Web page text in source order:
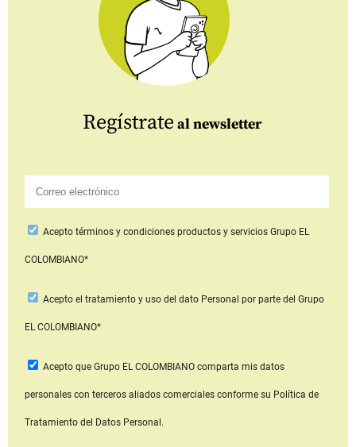
Regístrate al newsletter
Aceptotérminos y condiciones productos y serviciosGrupo EL
COLOMBIANO*
Acepto el tratamiento y uso del dato Personal por parte del Grupo
EL COLOMBIANO*
Acepto que Grupo EL COLOMBIANOcomparta mis datos
personales con terceros aliados comerciales conforme su Política de
Tratamiento del Datos Personal.